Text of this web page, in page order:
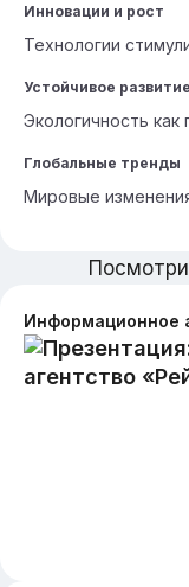
Инновации и рост
Технологии
Устойчивое развитие
Экологичность
Глобальные тренды
Мировые
Информационное